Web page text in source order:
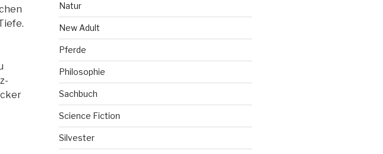
Natur
New Adult
Pferde
Philosophie
Sachbuch
Science Fiction
Silvester